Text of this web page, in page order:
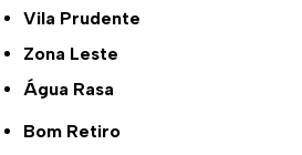
Vila Prudente
Zona Leste
Água Rasa
Bom Retiro